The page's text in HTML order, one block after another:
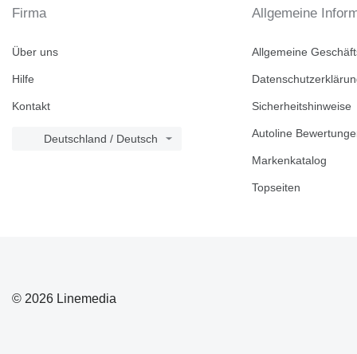
Firma
Über uns
Hilfe
Kontakt
Deutschland / Deutsch
Allgemeine
Allgemeine
Sicherheitshinweise
Autoline
Markenkatalog
Topseiten
© 2026 Linemedia